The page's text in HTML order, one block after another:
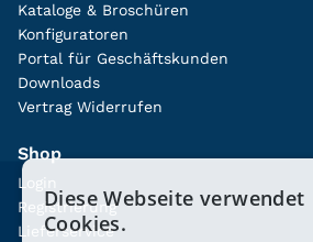
Kataloge & Broschüren
Konfiguratoren
Portal für Geschäftskunden
Downloads
Vertrag Widerrufen
Shop
Login
Registrierung
Lieferservice
Diese Webseite verwendet
Cookies.